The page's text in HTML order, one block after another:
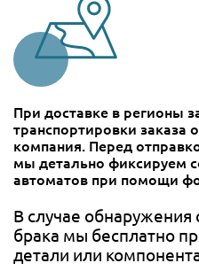
При доставке в регионы
транспортировки заказа
компания. Перед
мы детально фиксируем
автоматов при помощи
В случае
брака мы бесплатно
детали или